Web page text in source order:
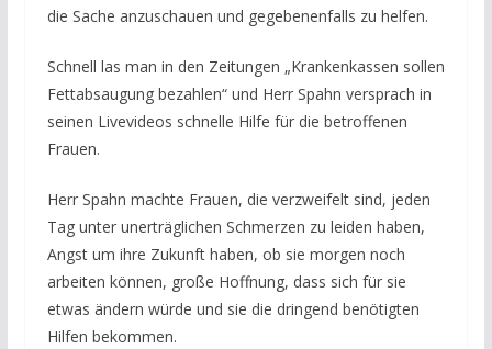
die Sache anzuschauen und gegebenenfalls zu helfen.
Schnell las man in den Zeitungen „Krankenkassen sollen
Fettabsaugung bezahlen“ und Herr Spahn versprach in
seinen Livevideos schnelle Hilfe für die betroffenen
Frauen.
Herr Spahn machte Frauen, die verzweifelt sind, jeden
Tag unter unerträglichen Schmerzen zu leiden haben,
Angst um ihre Zukunft haben, ob sie morgen noch
arbeiten können, große Hoffnung, dass sich für sie
etwas ändern würde und sie die dringend benötigten
Hilfen bekommen.